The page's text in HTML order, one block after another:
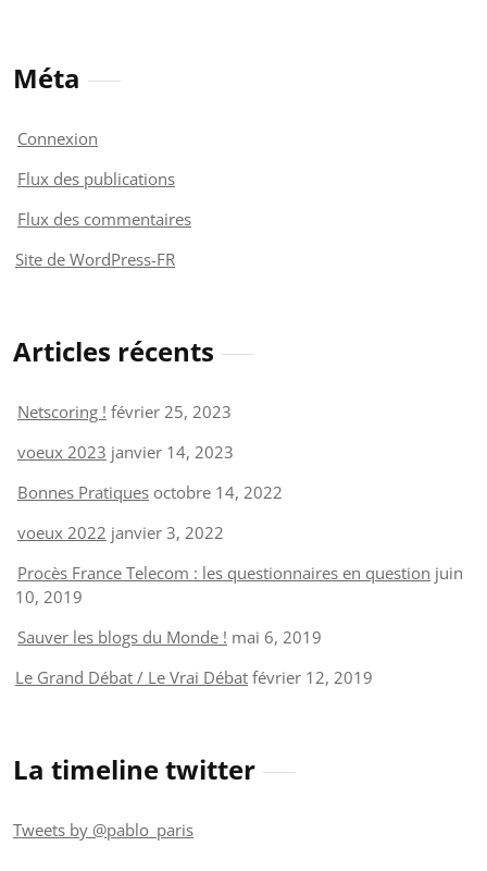
Méta
Connexion
Flux des publications
Flux des commentaires
Site de WordPress-FR
Articles récents
Netscoring ! février 25, 2023
voeux 2023 janvier 14, 2023
Bonnes Pratiques octobre 14, 2022
voeux 2022 janvier 3, 2022
Procès France Telecom : les questionnaires en question juin
10, 2019
Sauver les blogs du Monde ! mai 6, 2019
Le Grand Débat / Le Vrai Débat février 12, 2019
La timeline twitter
Tweets by @pablo_paris